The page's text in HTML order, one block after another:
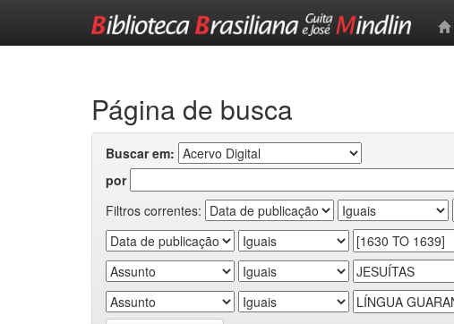
Página de busca
Buscar em:
por
Filtros correntes: